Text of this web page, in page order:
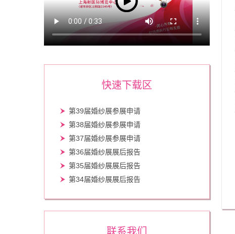
快速下载区
第39届婚纱展参展申请
第38届婚纱展参展申请
第37届婚纱展参展申请
第36届婚纱展展后报告
第35届婚纱展展后报告
第34届婚纱展展后报告
联系我们